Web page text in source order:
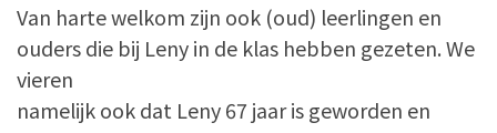
Van harte welkom zijn ook (oud) leerlingen en
ouders die bij Leny in de klas hebben gezeten. We
vieren
namelijk ook dat Leny 67 jaar is geworden en